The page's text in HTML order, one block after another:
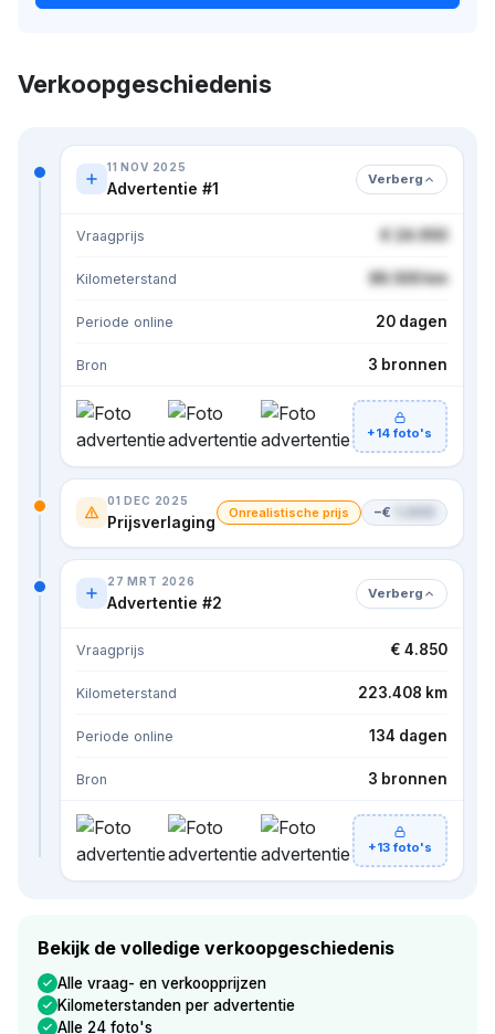
Verkoopgeschiedenis
11 NOV 2025
Advertentie #1 Verberg
Vraagprijs € 24.950
Kilometerstand 86.500 km
Periode online 20 dagen
Bron 3 bronnen
+14 foto's
01 DEC 2025
Prijsverlaging Onrealistische prijs −€
27 MRT 2026
Advertentie #2 Verberg
Vraagprijs € 4.850
Kilometerstand 223.408 km
Periode online 134 dagen
Bron 3 bronnen
+13 foto's
Bekijk de volledige verkoopgeschiedenis
Alle vraag- en verkoopprijzen
Kilometerstanden per advertentie
Alle 24 foto's